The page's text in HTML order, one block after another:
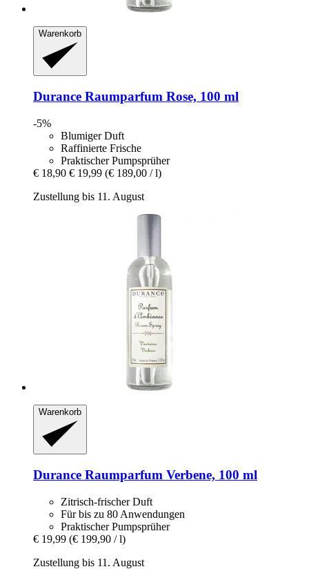
Warenkorb
Durance Raumparfum Rose, 100 ml
-5%
Blumiger Duft
Raffinierte Frische
Praktischer Pumpsprüher
€ 18,90 € 19,99 (€ 189,00 / l)
Zustellung bis 11. August
Warenkorb
Durance Raumparfum Verbene, 100 ml
Zitrisch-frischer Duft
Für bis zu 80 Anwendungen
Praktischer Pumpsprüher
€ 19,99 (€ 199,90 / l)
Zustellung bis 11. August